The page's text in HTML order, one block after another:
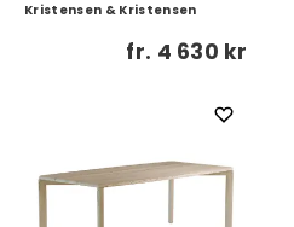
Kristensen & Kristensen
fr. 4 630 kr